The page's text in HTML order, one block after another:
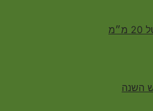
השנה